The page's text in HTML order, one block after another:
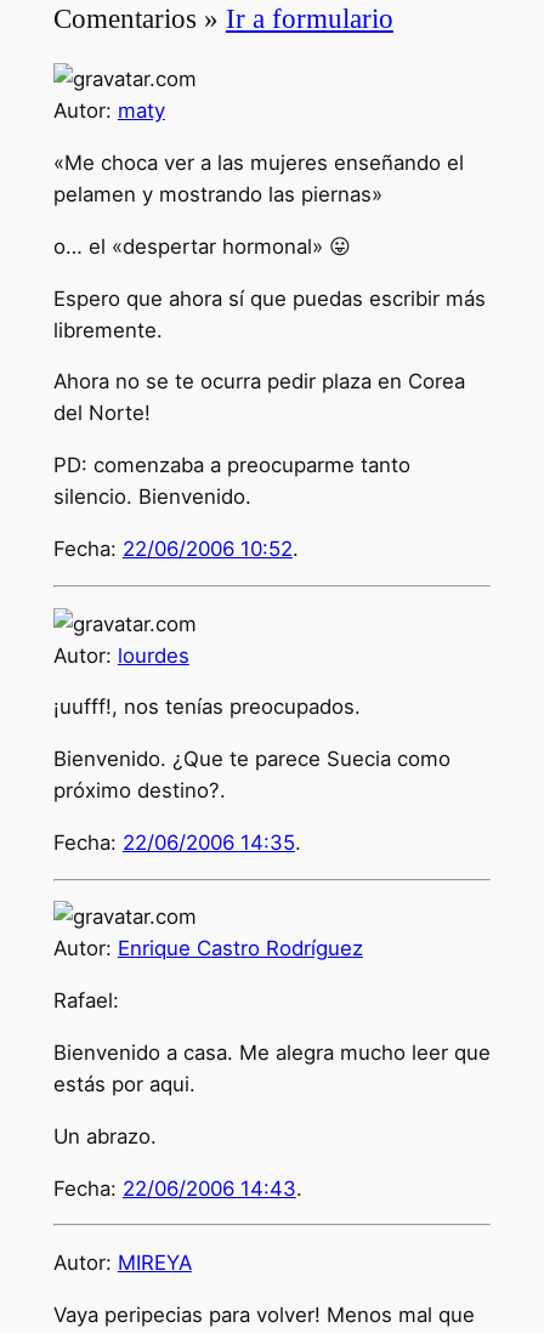
Comentarios » Ir a formulario
Autor: maty
«Me choca ver a las mujeres enseñando el
pelamen y mostrando las piernas»
o… el «despertar hormonal» 😛
Espero que ahora sí que puedas escribir más
libremente.
Ahora no se te ocurra pedir plaza en Corea
del Norte!
PD: comenzaba a preocuparme tanto
silencio. Bienvenido.
Fecha: 22/06/2006 10:52.
Autor: lourdes
¡uufff!, nos tenías preocupados.
Bienvenido. ¿Que te parece Suecia como
próximo destino?.
Fecha: 22/06/2006 14:35.
Autor: Enrique Castro Rodríguez
Rafael:
Bienvenido a casa. Me alegra mucho leer que
estás por aqui.
Un abrazo.
Fecha: 22/06/2006 14:43.
Autor: MIREYA
Vaya peripecias para volver! Menos mal que